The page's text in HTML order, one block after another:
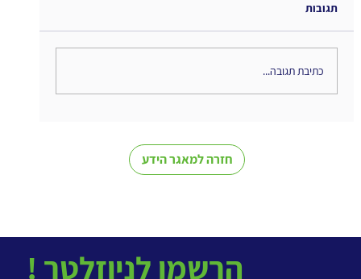
חזרה למאגר הידע
תגובות
כתיבת תגובה...
! הרשמו לניוזלטר